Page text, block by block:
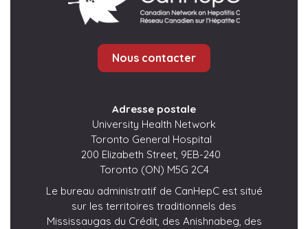
Nous contacter
Adresse postale
University Health Network
Toronto General Hospital
200 Elizabeth Street, 9EB-240
Toronto (ON) M5G 2C4
Le bureau administratif de CanHepC est situé
sur les territoires traditionnels des
Mississaugas du Crédit, des Anishnabeg, des